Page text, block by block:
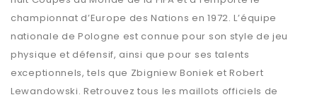
championnat d’Europe des Nations en 1972. L’équipe
nationale de Pologne est connue pour son style de jeu
physique et défensif, ainsi que pour ses talents
exceptionnels, tels que Zbigniew Boniek et Robert
Lewandowski. Retrouvez tous les maillots officiels de